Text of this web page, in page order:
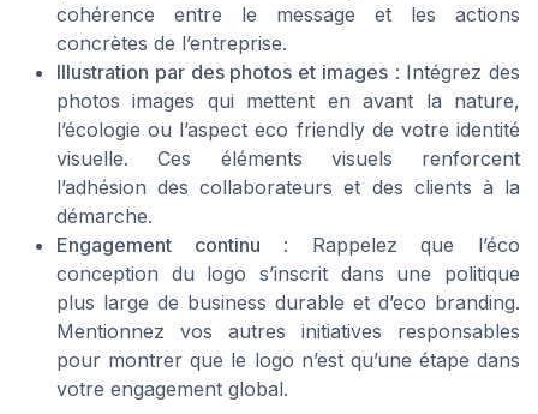
cohérence entre le message et les actions
concrètes de l’entreprise.
Illustration par des photos et images: Intégrez des
photos images qui mettent en avant la nature,
l’écologie ou l’aspect eco friendly de votre identité
visuelle. Ces éléments visuels renforcent
l’adhésion des collaborateurs et des clients à la
démarche.
Engagement continu : Rappelez que l’éco
conception du logo s’inscrit dans une politique
plus large de business durable et d’eco branding.
Mentionnez vos autres initiatives responsables
pour montrer que le logo n’est qu’une étape dans
votre engagement global.